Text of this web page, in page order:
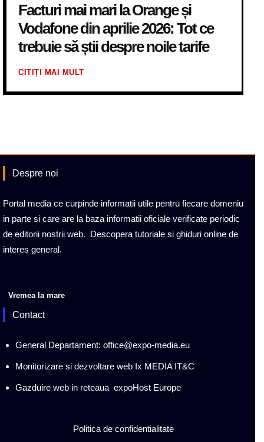
Facturi mai mari la Orange și
Vodafone din aprilie 2026: Tot ce
trebuie să știi despre noile tarife
CITIȚI MAI MULT
Despre noi
Portal media ce curpinde informatii utile pentru fiecare domeniu
in parte si care are la baza informatii oficiale verificate periodic
de editorii nostrii web. Descopera tutoriale si ghiduri online de
interes general.
Vremea la mare
Contact
General Departament: office@expo-media.eu
Monitorizare si dezvoltare web Ix MEDIA IT&C
Gazduire web in reteaua expoHost Europe
Politica de confidentialitate